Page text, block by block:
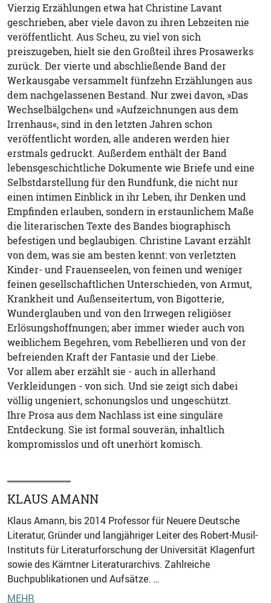
Vierzig Erzählungen etwa hat Christine Lavant
geschrieben, aber viele davon zu ihren Lebzeiten nie
veröffentlicht. Aus Scheu, zu viel von sich
preiszugeben, hielt sie den Großteil ihres Prosawerks
zurück. Der vierte und abschließende Band der
Werkausgabe versammelt fünfzehn Erzählungen aus
dem nachgelassenen Bestand. Nur zwei davon, »Das
Wechselbälgchen« und »Aufzeichnungen aus dem
Irrenhaus«, sind in den letzten Jahren schon
veröffentlicht worden, alle anderen werden hier
erstmals gedruckt. Außerdem enthält der Band
lebensgeschichtliche Dokumente wie Briefe und eine
Selbstdarstellung für den Rundfunk, die nicht nur
einen intimen Einblick in ihr Leben, ihr Denken und
Empfinden erlauben, sondern in erstaunlichem Maße
die literarischen Texte des Bandes biographisch
befestigen und beglaubigen. Christine Lavant erzählt
von dem, was sie am besten kennt: von verletzten
Kinder- und Frauenseelen, von feinen und weniger
feinen gesellschaftlichen Unterschieden, von Armut,
Krankheit und Außenseitertum, von Bigotterie,
Wunderglauben und von den Irrwegen religiöser
Erlösungshoffnungen; aber immer wieder auch von
weiblichem Begehren, vom Rebellieren und von der
befreienden Kraft der Fantasie und der Liebe.
Vor allem aber erzählt sie - auch in allerhand
Verkleidungen - von sich. Und sie zeigt sich dabei
völlig ungeniert, schonungslos und ungeschützt.
Ihre Prosa aus dem Nachlass ist eine singuläre
Entdeckung. Sie ist formal souverän, inhaltlich
kompromisslos und oft unerhört komisch.
KLAUS AMANN
Klaus Amann, bis 2014 Professor für Neuere Deutsche
Literatur, Gründer und langjähriger Leiter des Robert-Musil-
Instituts für Literaturforschung der Universität Klagenfurt
sowie des Kärntner Literaturarchivs. Zahlreiche
Buchpublikationen und Aufsätze. …
MEHR